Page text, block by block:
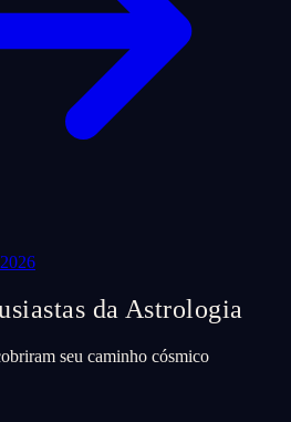
da Astrologia
seu caminho cósmico